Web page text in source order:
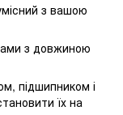
з вашою
з довжиною
підшипником і
їх на